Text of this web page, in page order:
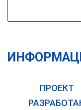
ПРОЕКТ